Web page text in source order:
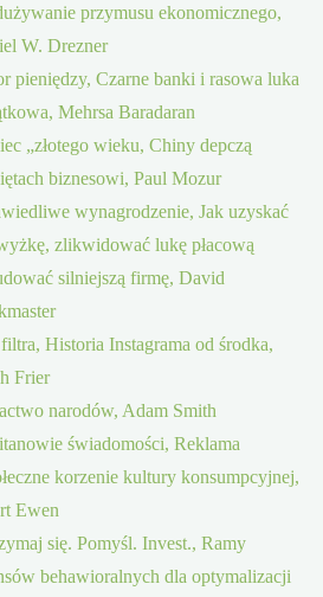
przymusu ekonomicznego,
W. Drezner
pieniędzy, Czarne banki i rasowa luka
Mehrsa Baradaran
„złotego wieku, Chiny depczą
biznesowi, Paul Mozur
wynagrodzenie, Jak uzyskać
zlikwidować lukę płacową
silniejszą firmę, David
Historia Instagrama od środka,
Frier
narodów, Adam Smith
świadomości, Reklama
korzenie kultury konsumpcyjnej,
Ewen
się. Pomyśl. Invest., Ramy
behawioralnych dla optymalizacji